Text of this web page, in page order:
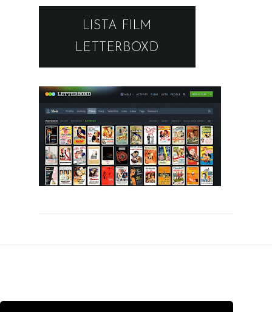
LISTA FILM
LETTERBOXD